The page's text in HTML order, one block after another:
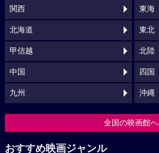
関西 東海
北海道 東北
甲信越 北陸
中国 四国
九州 沖縄
全国の映画館へ
おすすめ映画ジャンル